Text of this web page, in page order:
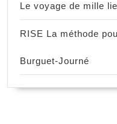
Le voyage de mille
RISE La méthode
Burguet-Journé